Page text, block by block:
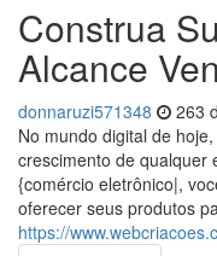
Construa
Alcance
donnaruzi571348 263
No mundo digital de
crescimento de qualquer
{comércio eletrônico|,
oferecer seus produtos
https://